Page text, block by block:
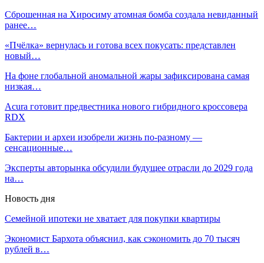
Сброшенная на Хиросиму атомная бомба создала невиданный
ранее…
«Пчёлка» вернулась и готова всех покусать: представлен
новый…
На фоне глобальной аномальной жары зафиксирована самая
низкая…
Acura готовит предвестника нового гибридного кроссовера
RDX
Бактерии и археи изобрели жизнь по-разному —
сенсационные…
Эксперты авторынка обсудили будущее отрасли до 2029 года
на…
Новость дня
Семейной ипотеки не хватает для покупки квартиры
Экономист Бархота объяснил, как сэкономить до 70 тысяч
рублей в…